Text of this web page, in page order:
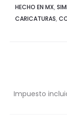
HECHO EN MX,
CARICATURAS,
Impuesto